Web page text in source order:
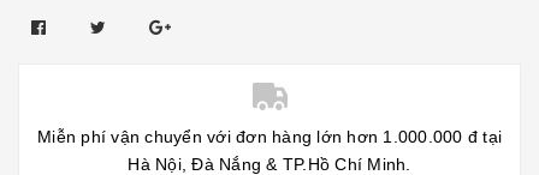
Miễn phí vận chuyển với đơn hàng lớn hơn 1.000.000 đ tại
Hà Nội, Đà Nắng & TP.Hồ Chí Minh.